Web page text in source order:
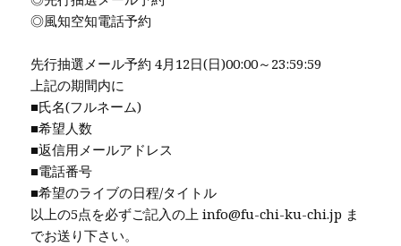
◎風知空知電話予約
先行抽選メール予約 4月12日(日)00:00～23:59:59
上記の期間内に
■氏名(フルネーム)
■希望人数
■返信用メールアドレス
■電話番号
■希望のライブの日程/タイトル
以上の5点を必ずご記入の上 info@fu-chi-ku-chi.jp ま
でお送り下さい。